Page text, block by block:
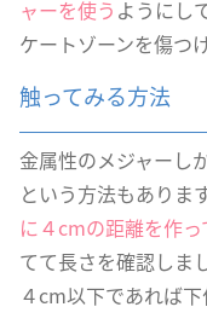
ャーを使う ようにし
ケートゾーンを傷つ
触ってみる方法
金属性のメジャーし
という方法もあります
に４cmの距離を作っ
てて長さを確認しま
４cm以下であれば下